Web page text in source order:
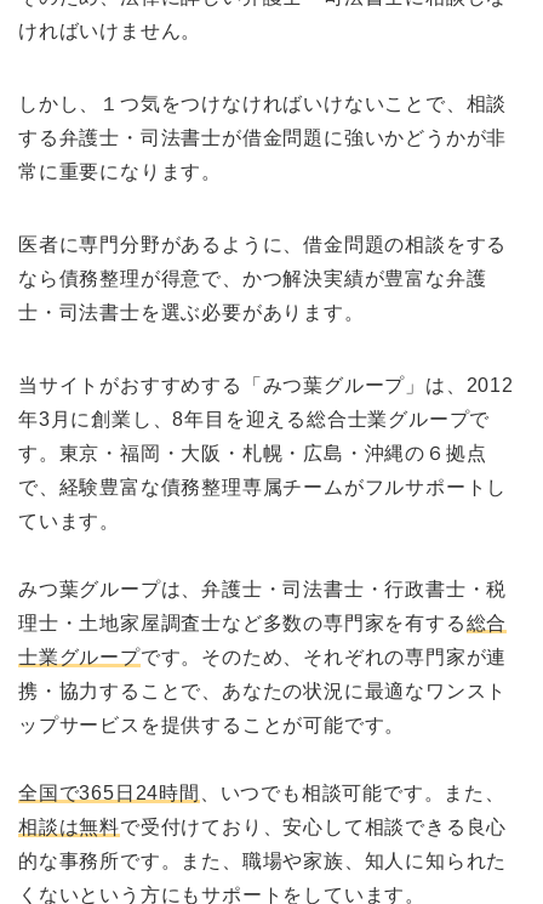
ければいけません。
しかし、１つ気をつけなければいけないことで、相談
する弁護士・司法書士が借金問題に強いかどうかが非
常に重要になります。
医者に専門分野があるように、借金問題の相談をする
なら債務整理が得意で、かつ解決実績が豊富な弁護
士・司法書士を選ぶ必要があります。
当サイトがおすすめする「みつ葉グループ」は、2012
年3月に創業し、8年目を迎える総合士業グループで
す。東京・福岡・大阪・札幌・広島・沖縄の６拠点
で、経験豊富な債務整理専属チームがフルサポートし
ています。
みつ葉グループは、弁護士・司法書士・行政書士・税
理士・土地家屋調査士など多数の専門家を有する総合
士業グループです。そのため、それぞれの専門家が連
携・協力することで、あなたの状況に最適なワンスト
ップサービスを提供することが可能です。
全国で365日24時間
、いつでも相談可能です。また、
相談は無料で受付けており、安心して相談できる良心
的な事務所です。また、職場や家族、知人に知られた
くないという方にもサポートをしています。